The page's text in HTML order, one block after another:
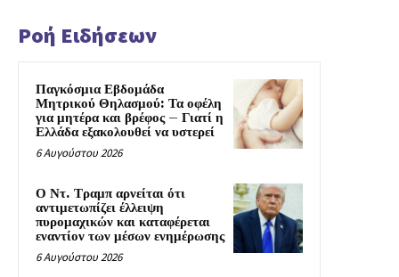
Ροή Ειδήσεων
Παγκόσμια Εβδομάδα
Μητρικού Θηλασμού: Τα οφέλη
για μητέρα και βρέφος – Γιατί η
Ελλάδα εξακολουθεί να υστερεί
6 Αυγούστου 2026
Ο Ντ. Τραμπ αρνείται ότι
αντιμετωπίζει έλλειψη
πυρομαχικών και καταφέρεται
εναντίον των μέσων ενημέρωσης
6 Αυγούστου 2026